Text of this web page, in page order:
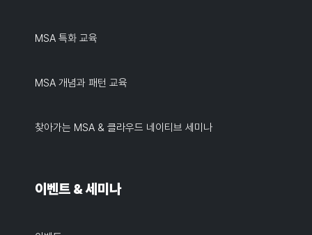
MSA 특화 교육
MSA 개념과 패턴 교육
찾아가는 MSA & 클라우드 네이티브 세미나
이벤트 & 세미나